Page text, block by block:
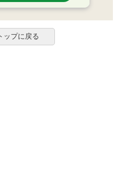
ップに戻る